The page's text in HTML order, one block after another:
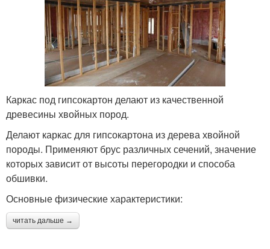
Каркас под гипсокартон делают из качественной
древесины хвойных пород.
Делают каркас для гипсокартона из дерева хвойной
породы. Применяют брус различных сечений, значение
которых зависит от высоты перегородки и способа
обшивки.
Основные физические характеристики:
читать дальше →